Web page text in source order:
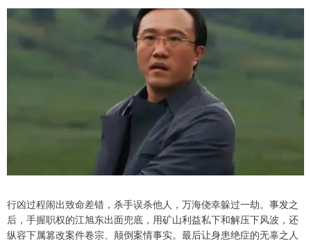
行凶过程闹出致命差错，杀手误杀他人，万海侥幸躲过一劫。事发之
后，手握职权的江旭东出面兜底，用矿山利益私下和解压下风波，还
纵容下属篡改案件卷宗、颠倒案情事实。最后让身患绝症的无辜之人